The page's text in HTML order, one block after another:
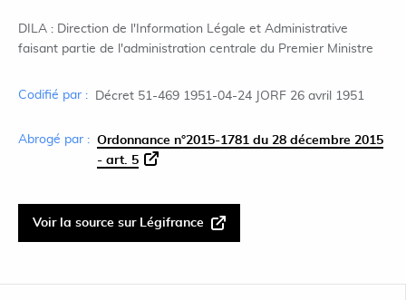
DILA : Direction de l'Information Légale et Administrative
faisant partie de l'administration centrale du Premier Ministre
Codifié par : Décret 51-469 1951-04-24 JORF 26 avril 1951
Abrogé par : Ordonnance n°2015-1781 du 28 décembre 2015
- art. 5
Voir la source sur Légifrance